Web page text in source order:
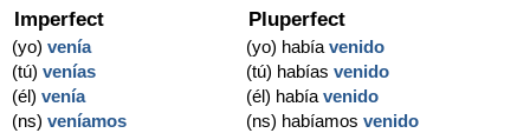
Imperfect
(yo) venía
(tú) venías
(él) venía
(ns) veníamos
Pluperfect
(yo) habíavenido
(tú) habíasvenido
(él) habíavenido
(ns) habíamosvenido